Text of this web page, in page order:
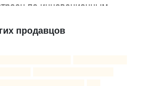
по инновационным
строительства. Здание на 60
продавцов